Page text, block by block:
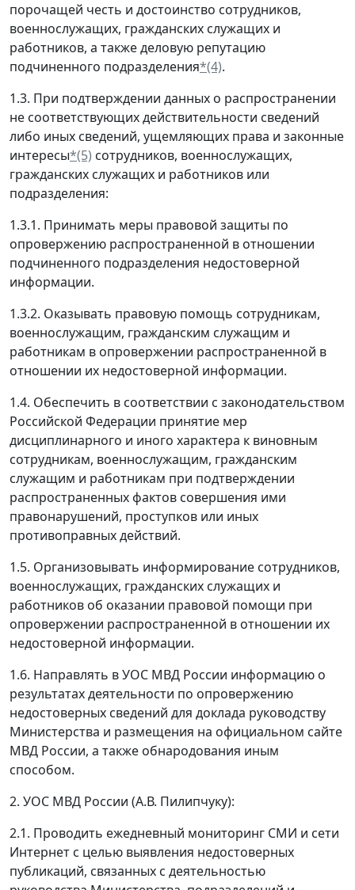
порочащей честь и достоинство сотрудников,
военнослужащих, гражданских служащих и
работников, а также деловую репутацию
подчиненного подразделения*(4).
1.3. При подтверждении данных о распространении
не соответствующих действительности сведений
либо иных сведений, ущемляющих права и законные
интересы*(5) сотрудников, военнослужащих,
гражданских служащих и работников или
подразделения:
1.3.1. Принимать меры правовой защиты по
опровержению распространенной в отношении
подчиненного подразделения недостоверной
информации.
1.3.2. Оказывать правовую помощь сотрудникам,
военнослужащим, гражданским служащим и
работникам в опровержении распространенной в
отношении их недостоверной информации.
1.4. Обеспечить в соответствии с законодательством
Российской Федерации принятие мер
дисциплинарного и иного характера к виновным
сотрудникам, военнослужащим, гражданским
служащим и работникам при подтверждении
распространенных фактов совершения ими
правонарушений, проступков или иных
противоправных действий.
1.5. Организовывать информирование сотрудников,
военнослужащих, гражданских служащих и
работников об оказании правовой помощи при
опровержении распространенной в отношении их
недостоверной информации.
1.6. Направлять в УОС МВД России информацию о
результатах деятельности по опровержению
недостоверных сведений для доклада руководству
Министерства и размещения на официальном сайте
МВД России, а также обнародования иным
способом.
2. УОС МВД России (А.В. Пилипчуку):
2.1. Проводить ежедневный мониторинг СМИ и сети
Интернет с целью выявления недостоверных
публикаций, связанных с деятельностью